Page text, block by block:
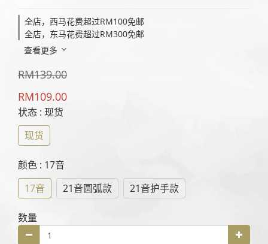
全店，西马花费超过RM100免邮
全店，东马花费超过RM300免邮
查看更多
RM139.00
RM109.00
状态 : 现货
现货
颜色 : 17音
17音
21音圆弧款 21音护手款
数量